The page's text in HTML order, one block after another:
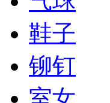
鞋子
铆钉
室女